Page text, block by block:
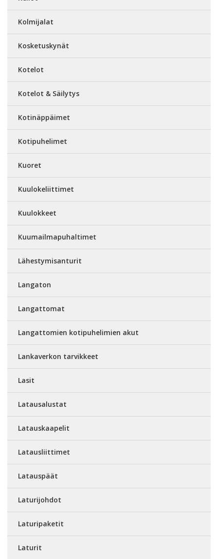
Kolmijalat
Kosketuskynät
Kotelot
Kotelot & Säilytys
Kotinäppäimet
Kotipuhelimet
Kuoret
Kuulokeliittimet
Kuulokkeet
Kuumailmapuhaltimet
Lähestymisanturit
Langaton
Langattomat
Langattomien kotipuhelimien akut
Lankaverkon tarvikkeet
Lasit
Latausalustat
Latauskaapelit
Latausliittimet
Latauspäät
Laturijohdot
Laturipaketit
Laturit